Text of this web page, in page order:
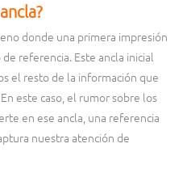
donde una primera impresión
referencia. Este ancla inicial
el resto de la información que
este caso, el rumor sobre los
en ese ancla, una referencia
nuestra atención de